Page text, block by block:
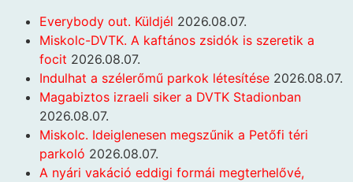
Everybody out. Küldjél 2026.08.07.
Miskolc-DVTK. A kaftános zsidók is szeretik a
focit 2026.08.07.
Indulhat a szélerőmű parkok létesítése 2026.08.07.
Magabiztos izraeli siker a DVTK Stadionban
2026.08.07.
Miskolc. Ideiglenesen megszűnik a Petőfi téri
parkoló 2026.08.07.
A nyári vakáció eddigi formái megterhelővé,